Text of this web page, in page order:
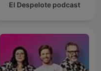
El Despelote podcast